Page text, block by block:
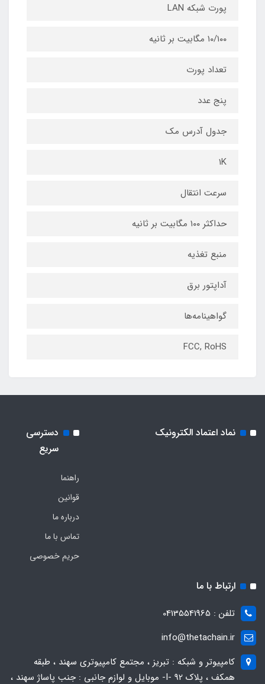
پورت شبکه LAN
۱۰/۱۰۰ مگابیت بر ثانیه
تعداد پورت‌
پنج عدد
جدول آدرس مک
۱K
سرعت انتقال
حداکثر ۱۰۰ مگابیت بر ثانیه
منبع تغذیه
آداپتور برق
گواهینامه‌‌ها
FCC, RoHS
نماد اعتماد الکترونیک
دسترسی
سریع
راهنما
قوانین
درباره ما
تماس با ما
حریم خصوصی
ارتباط با ما
تلفن : 04135541965
info@thetachain.ir
کامپیوتر و شبکه : تبریز ، مجتمع کامپیوتری سهند ، طبقه
همکف ، پلاک 92 -I- موبایل و لوازم جانبی : جنب پاساژ سهند ،